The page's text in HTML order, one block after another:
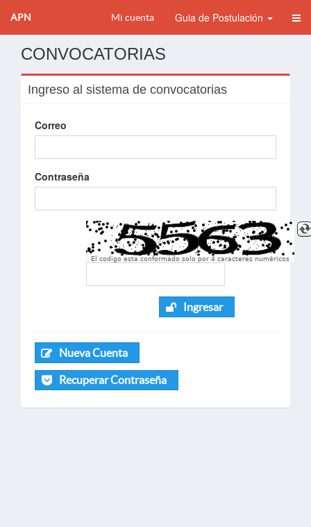
APN Mi cuenta Guia de Postulación
CONVOCATORIAS
Ingreso al sistema de convocatorias
Correo
Contraseña
El codigo esta conformado solo por 4 caracteres numèricos
Ingresar
Nueva Cuenta
Recuperar Contraseña